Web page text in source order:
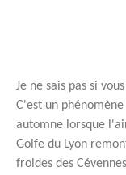
Je ne sais pas si
C'est un
automne lorsque
Golfe du Lyon
froides des